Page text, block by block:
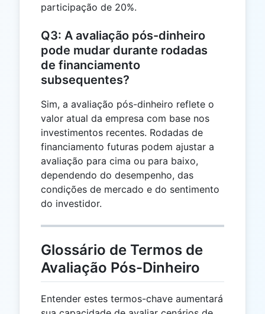
participação de 20%.
Q3: A avaliação pós-dinheiro
pode mudar durante rodadas
de financiamento
subsequentes?
Sim, a avaliação pós-dinheiro reflete o
valor atual da empresa com base nos
investimentos recentes. Rodadas de
financiamento futuras podem ajustar a
avaliação para cima ou para baixo,
dependendo do desempenho, das
condições de mercado e do sentimento
do investidor.
Glossário de Termos de
Avaliação Pós-Dinheiro
Entender estes termos-chave aumentará